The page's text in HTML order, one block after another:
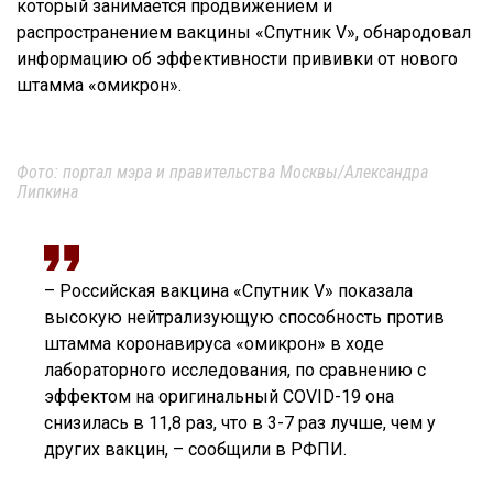
который занимается продвижением и
распространением вакцины «Спутник V», обнародовал
информацию об эффективности прививки от нового
штамма «омикрон».
Фото: портал мэра и правительства Москвы/Александра
Липкина
– Российская вакцина «Спутник V» показала
высокую нейтрализующую способность против
штамма коронавируса «омикрон» в ходе
лабораторного исследования, по сравнению с
эффектом на оригинальный COVID-19 она
снизилась в 11,8 раз, что в 3-7 раз лучше, чем у
других вакцин, – сообщили в РФПИ.